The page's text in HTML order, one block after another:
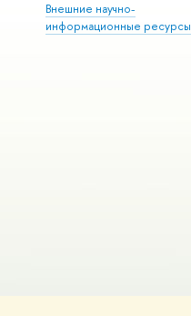
Внешние научно-
информационные ресурсы